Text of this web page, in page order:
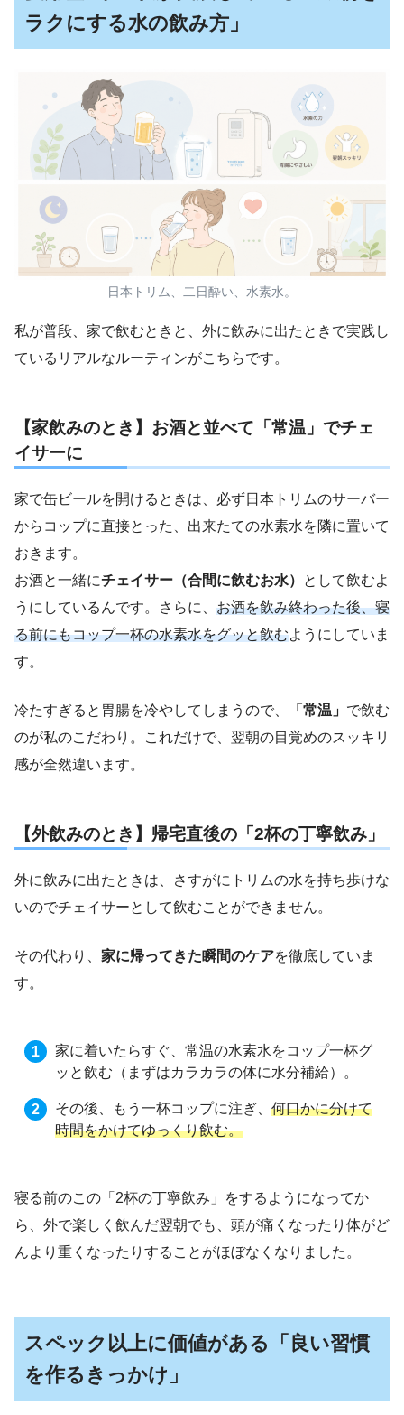
ラクにする水の飲み方」
日本トリム、二日酔い、水素水。
私が普段、家で飲むときと、外に飲みに出たときで実践し
ているリアルなルーティンがこちらです。
【家飲みのとき】お酒と並べて「常温」でチェ
イサーに
家で缶ビールを開けるときは、必ず日本トリムのサーバー
からコップに直接とった、出来たての水素水を隣に置いて
おきます。
お酒と一緒にチェイサー（合間に飲むお水）
として飲むよ
うにしているんです。さらに、 お酒を飲み終わった後、寝
る前にもコップ一杯の水素水をグッと飲むようにしていま
す。
冷たすぎると胃腸を冷やしてしまうので、 「常温」 で飲む
のが私のこだわり。これだけで、翌朝の目覚めのスッキリ
感が全然違います。
【外飲みのとき】帰宅直後の「2杯の丁寧飲み」
外に飲みに出たときは、さすがにトリムの水を持ち歩けな
いのでチェイサーとして飲むことができません。
その代わり、 家に帰ってきた瞬間のケアを徹底していま
す。
家に着いたらすぐ、常温の水素水をコップ一杯グ
ッと飲む（まずはカラカラの体に水分補給）。
その後、もう一杯コップに注ぎ、何口かに分けて
時間をかけてゆっくり飲む。
寝る前のこの「2杯の丁寧飲み」をするようになってか
ら、外で楽しく飲んだ翌朝でも、頭が痛くなったり体がど
んより重くなったりすることがほぼなくなりました。
スペック以上に価値がある「良い習慣
を作るきっかけ」